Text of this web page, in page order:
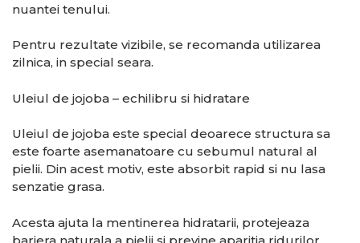
nuantei tenului.
Pentru rezultate vizibile, se recomanda utilizarea
zilnica, in special seara.
Uleiul de jojoba – echilibru si hidratare
Uleiul de jojoba este special deoarece structura sa
este foarte asemanatoare cu sebumul natural al
pielii. Din acest motiv, este absorbit rapid si nu lasa
senzatie grasa.
Acesta ajuta la mentinerea hidratarii, protejeaza
bariera naturala a pielii si previne aparitia ridurilor